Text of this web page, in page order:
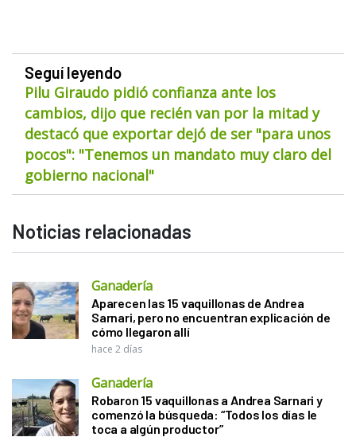
Seguí leyendo
Pilu Giraudo pidió confianza ante los
cambios, dijo que recién van por la mitad y
destacó que exportar dejó de ser "para unos
pocos": "Tenemos un mandato muy claro del
gobierno nacional"
Noticias relacionadas
Ganadería
Aparecen las 15 vaquillonas de Andrea
Sarnari, pero no encuentran explicación de
cómo llegaron allí
hace 2 días
Ganadería
Robaron 15 vaquillonas a Andrea Sarnari y
comenzó la búsqueda: “Todos los días le
toca a algún productor”